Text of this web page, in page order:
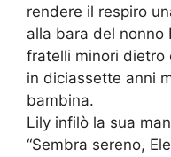
rendere il respiro
alla bara del nonno
fratelli minori dietro
in diciassette anni
bambina.
Lily infilò la sua
“Sembra sereno,